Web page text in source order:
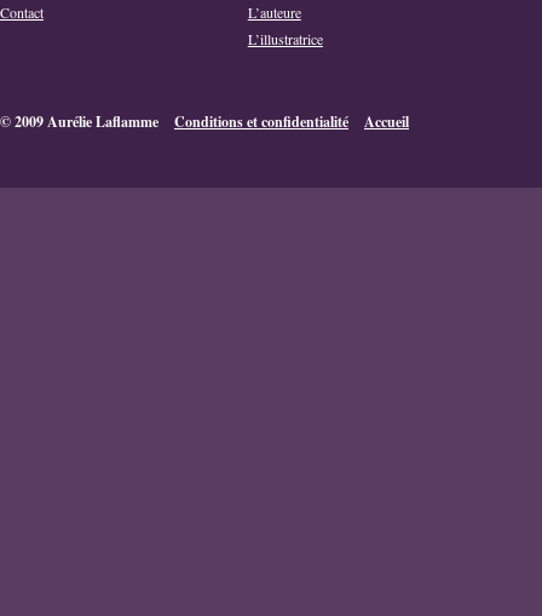
Contact
L’auteure
L’illustratrice
© 2009 Aurélie Laflamme Conditions et confidentialité Accueil